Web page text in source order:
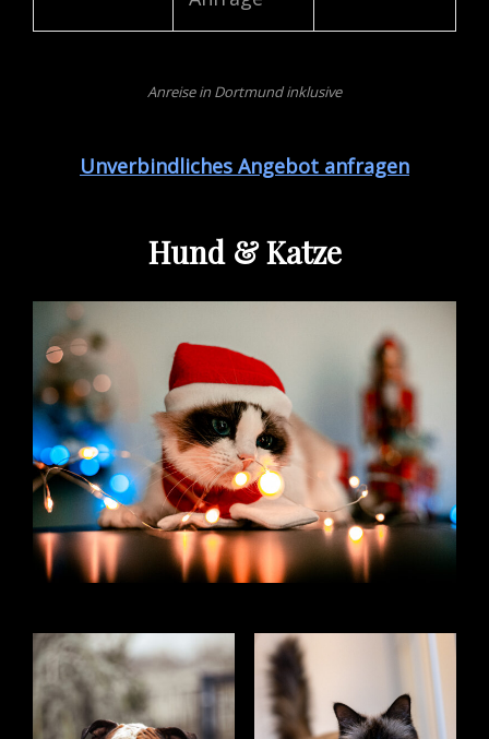
Anreise in Dortmund inklusive
Unverbindliches Angebot anfragen
Hund & Katze